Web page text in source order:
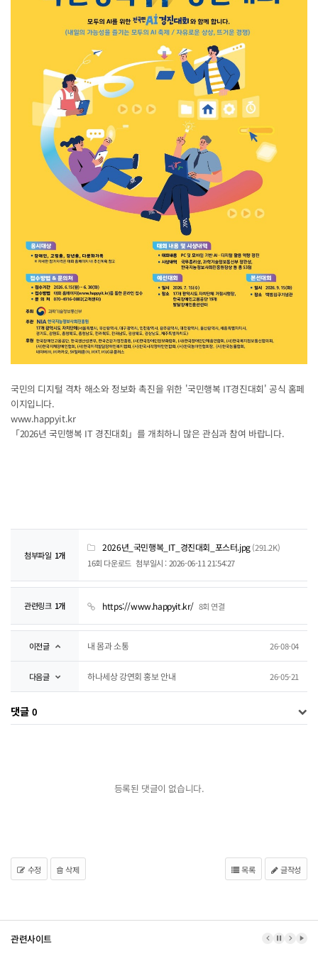
국민의 디지털 격차 해소와 정보화 촉진을 위한 '국민행복 IT경진대회' 공식 홈페
이지입니다.
www.happyit.kr
「2026년 국민행복 IT 경진대회」를 개최하니 많은 관심과 참여 바랍니다.
첨부파일 1개
2026년_국민행복_IT_경진대회_포스터.jpg(291.2K)
16회 다운로드 첨부일시 : 2026-06-11 21:54:27
관련링크 1개 https://www.happyit.kr/ 8회 연결
이전글 내 몸과 소통 26-08-04
다음글 하나세상 강연회 홍보 안내 26-05-21
댓글 0
등록된 댓글이 없습니다.
수정 삭제 목록 글작성
관련사이트 이전 배너
배너 정지
다음배